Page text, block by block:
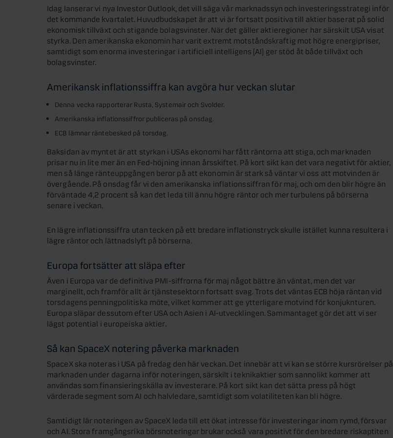
Idag lanserar vi nya Investor Outlook, det vill säga vår marknadssyn och investeringsstrategi inför
det kommande kvartalet. Huvudbudskapet är att vi är fortsatt positiva till aktier baserat på solid
ekonomisk tillväxt och stigande bolagsvinster. När det gäller aktieregioner har särskilt USA visat
styrka. Den amerikanska ekonomin har varit extremt motståndskraftig mot högre energipriser,
samtidigt som enorma investeringar i artificiell intelligens (AI) ger stöd åt både tillväxt och
bolagsvinster.
Amerikansk inflationssiffra kan avgöra hur veckan slutar
Denna vecka rapporterar Rusta, Systemair och Svolder.
Amerikanska inflationssiffror publiceras på onsdag.
ECB lämnar räntebesked på torsdag.
Baksidan av myntet är att styrkan i USAs ekonomi har fått räntorna att stiga, och marknaden
prisar nu in lite mer än en Fed-höjning innan årsskiftet. På kort sikt kan det vara negativt för aktier,
men så länge ränteuppgången beror på att ekonomin är stark så väntar vi oss att motvinden är
övergående. På onsdag får vi den amerikanska inflationssiffran för maj, och om den blir högre än
förväntade 4,2 procent så kan det leda till ännu högre räntor och mer turbulens på börserna
senare i veckan.
En lägre inflationssiffra utan tecken på ett bredare inflationstryck skulle istället kunna resultera i
lägre räntor och lättnadslyft på börserna.
Europa fortsätter att släpa efter
Även i Europa var de definitiva PMI-siffrorna för maj något bättre än väntat, men det var
marginellt, och framför allt är tjänstesektorn fortsatt svag. Trots det väntas ECB höja räntan vid
torsdagens penningpolitiska möte, vilket kommer att ge ytterligare motvind för konjuknturen.
Europa släpar dessutom efter USA och Asien i AI-utvecklingen. Sammantaget gör det att vi ser
lägst potential i europeiska aktier.
Så kan SpaceX notering påverka marknaden
SpaceX ska noteras i USA på fredag den här veckan. Det innebär att vi kan se större kursrörelser på
marknaden under dagarna inför noteringen, särskilt i teknikaktier som sannolikt kommer att
användas som finansieringskälla av investerare. På kort sikt kan det sätta press på högt
värderade segment som AI och halvledare, samtidigt som volatiliteten kan bli högre.
Samtidigt lär noteringen av SpaceX leda till ett ökat intresse för investeringar inom rymd, försvar
och AI. Stora framgångsrika börsnoteringar brukar också vara positivt för den bredare riskaptiten